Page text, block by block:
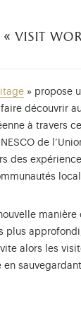
« visit
» propose
découvrir
à travers
de
des
manière
plus
alors les